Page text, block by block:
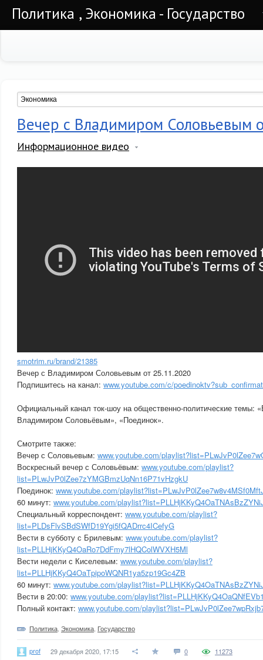
Политика , Экономика - Государство
Вечер с Владимиром Соловьевым
Информационное видео
smotrim.ru/brand/21385
Вечер с Владимиром Соловьевым от 25.11.2020
Подпишитесь на канал: www.youtube.com/c/
Официальный канал ток-шоу на общественно-политические темы:
Владимиром Соловьёвым», «Поединок».
Смотрите также:
Вечер с Соловьевым: www.youtube.com/
Воскресный вечер с Соловьёвым: www.youtube.com/playlist?
list=PLwJvP0lZee7zYMGBmzUqNn16P71vHzgkU
Поединок: www.youtube.com/
60 минут: www.youtube.com/
Специальный корреспондент: www.youtube.com/playlist?
list=PLDsFlvSBdSWfD19Ygi5fQADrrc4ICefyG
Вести в субботу с Брилевым: www.youtube.com/playlist?
list=PLLHjKKyQ4OaRo7DdFmy7lHQColWVXH5Ml
Вести недели с Киселевым: www.youtube.com/playlist?
list=PLLHjKKyQ4OaTpipoWQNR1ya5zp19Gc4ZB
60 минут: www.youtube.com/
Вести в 20:00: www.youtube.com/
Полный контакт: www.youtube.com/
Политика Экономика Государство
prof 29 декабря 2020, 17:15 0 11273